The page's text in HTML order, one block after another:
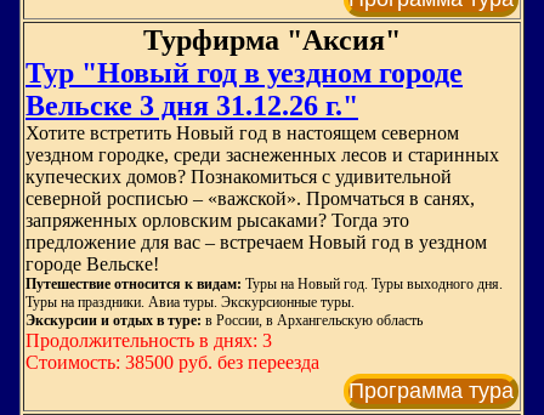
Турфирма "Аксия"
Тур "Новый год в уездном городе
Вельске 3 дня 31.12.26 г."
Хотите встретить Новый год в настоящем северном
уездном городке, среди заснеженных лесов и старинных
купеческих домов? Познакомиться с удивительной
северной росписью – «важской». Промчаться в санях,
запряженных орловским рысаками? Тогда это
предложение для вас – встречаем Новый год в уездном
городе Вельске!
Путешествие относится к видам: Туры на Новый год. Туры выходного дня.
Туры на праздники. Авиа туры. Экскурсионные туры.
Экскурсии и отдых в туре: в России, в Архангельскую область
Продолжительность в днях: 3
Стоимость: 38500 руб. без переезда
Программа тура